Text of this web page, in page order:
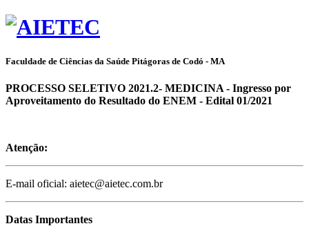
Faculdade de Ciências da Saúde Pitágoras de Codó - MA
PROCESSO SELETIVO 2021.2- MEDICINA - Ingresso por
Aproveitamento do Resultado do ENEM - Edital 01/2021
Atenção:
E-mail oficial: aietec@aietec.com.br
Datas Importantes